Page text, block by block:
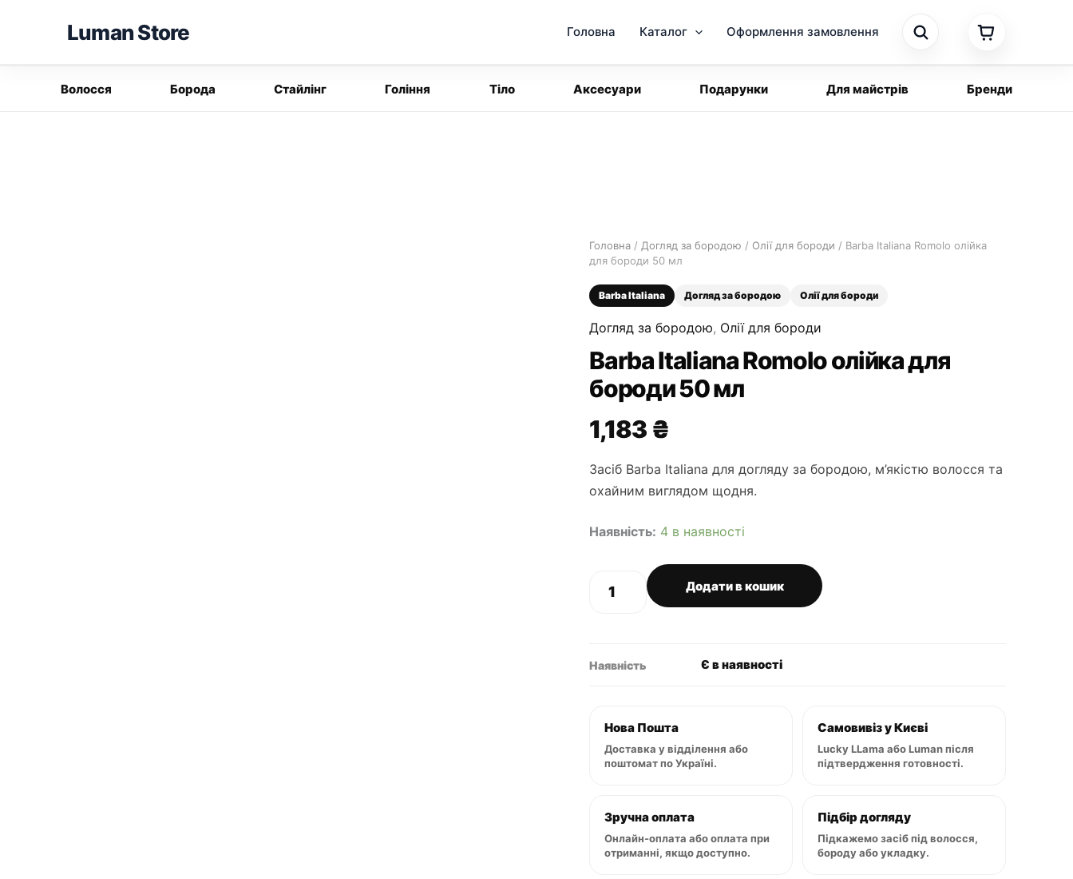
Luman Store Головна Каталог Оформлення замовлення
Волосся Борода Стайлінг Гоління Тіло Аксесуари Подарунки Для майстрів Бренди
Головна / Догляд за бородою / Олії для бороди / Barba Italiana Romolo олійка
для бороди 50 мл
Barba Italiana Догляд за бородою Олії для бороди
Догляд за бородою, Олії для бороди
Barba Italiana Romolo олійка для
бороди 50 мл
1,183 ₴
Засіб Barba Italiana для догляду за бородою, м’якістю волосся та
охайним виглядом щодня.
Наявність: 4 в наявності
Italiana
50
Додати в кошик
Наявність Є в наявності
Нова Пошта
Доставка у відділення або
поштомат по Україні.
Самовивіз у Києві
Lucky LLama або Luman після
підтвердження готовності.
Зручна оплата
Онлайн-оплата або оплата при
отриманні, якщо доступно.
Підбір догляду
Підкажемо засіб під волосся,
бороду або укладку.